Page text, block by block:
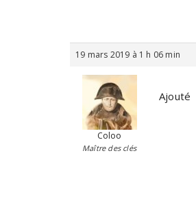
19 mars 2019 à 1 h 06 min
Coloo
Maître des clés
Ajouté